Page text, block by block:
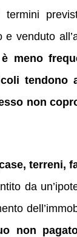
e venduto
meno
tendono
non
terreni,
da
non